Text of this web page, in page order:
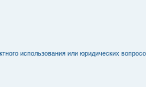
использования или юридических